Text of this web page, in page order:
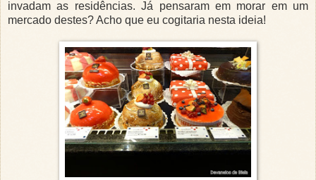
invadam as residências. Já pensaram em morar em um
mercado destes? Acho que eu cogitaria nesta ideia!